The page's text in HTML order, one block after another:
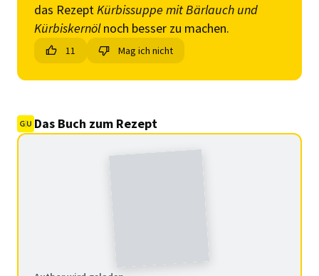
das RezeptKürbissuppe mit Bärlauch und
Kürbiskernölnoch besser zu machen.
11 Mag ich nicht
Das Buch zum Rezept